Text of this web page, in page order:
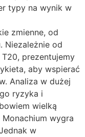
typy na wynik w
zmienne, od
Niezależnie od
prezentujemy
aby wspierać
Analiza w dużej
ryzyka i
wielką
wygra
w